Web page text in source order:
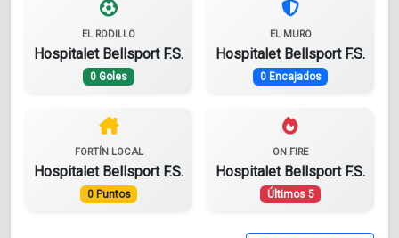
EL RODILLO
Hospitalet Bellsport F.S.
0 Goles
EL MURO
Hospitalet Bellsport F.S.
0 Encajados
FORTÍN LOCAL
Hospitalet Bellsport F.S.
0 Puntos
ON FIRE
Hospitalet Bellsport F.S.
Últimos 5